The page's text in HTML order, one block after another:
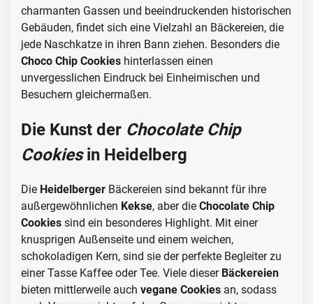
charmanten Gassen und beeindruckenden historischen
Gebäuden, findet sich eine Vielzahl an Bäckereien, die
jede Naschkatze in ihren Bann ziehen. Besonders die
Choco Chip Cookies hinterlassen einen
unvergesslichen Eindruck bei Einheimischen und
Besuchern gleichermaßen.
Die Kunst der Chocolate Chip
Cookiesin Heidelberg
Die Heidelberger Bäckereien sind bekannt für ihre
außergewöhnlichen Kekse, aber die Chocolate Chip
Cookies sind ein besonderes Highlight. Mit einer
knusprigen Außenseite und einem weichen,
schokoladigen Kern, sind sie der perfekte Begleiter zu
einer Tasse Kaffee oder Tee. Viele dieser Bäckereien
bieten mittlerweile auch vegane Cookies an, sodass